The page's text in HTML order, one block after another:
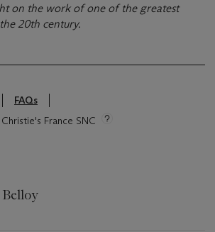
on the work of one of the greatest
20th century.
FAQs
France SNC